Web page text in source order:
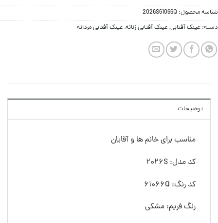
شناسه محصول: 2026S61066Q
دسته: عینک آفتابی, عینک آفتابی زنانه, عینک آفتابی مردانه
توضیحات
مناسب برای خانم ها و آقایان
کد مدل: 2026S
کد رنگ: 61066Q
رنگ فريم: مشکی